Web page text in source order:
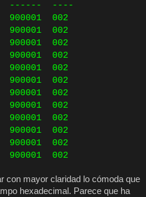
------ ----
002
002
002
002
002
002
002
002
002
002
002
002
con mayor claridad lo cómoda que
hexadecimal. Parece que ha